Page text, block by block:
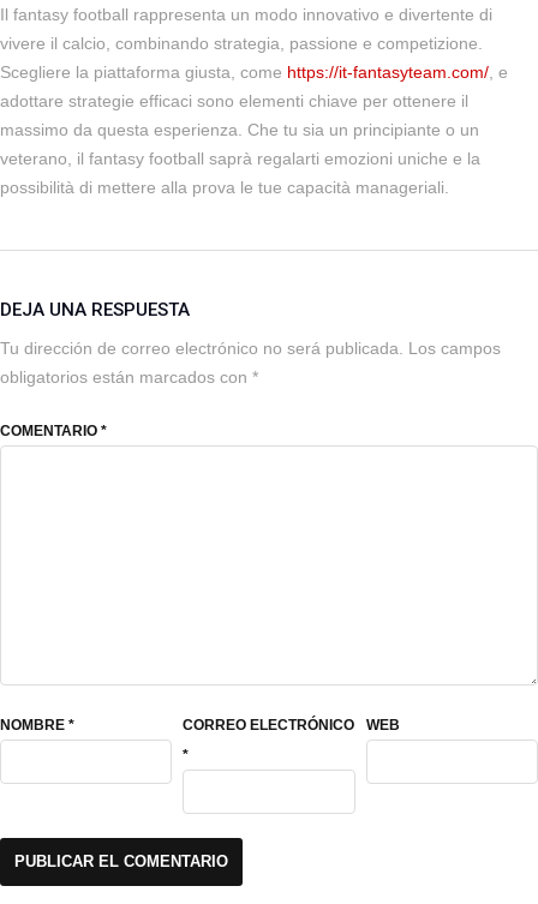
Il fantasy football rappresenta un modo innovativo e divertente di
vivere il calcio, combinando strategia, passione e competizione.
Scegliere la piattaforma giusta, come https://it-fantasyteam.com/ , e
adottare strategie efficaci sono elementi chiave per ottenere il
massimo da questa esperienza. Che tu sia un principiante o un
veterano, il fantasy football saprà regalarti emozioni uniche e la
possibilità di mettere alla prova le tue capacità manageriali.
DEJA UNA RESPUESTA
Tu dirección de correo electrónico no será publicada.
Los campos
obligatorios están marcados con *
COMENTARIO *
NOMBRE *
CORREO ELECTRÓNICO
*
WEB